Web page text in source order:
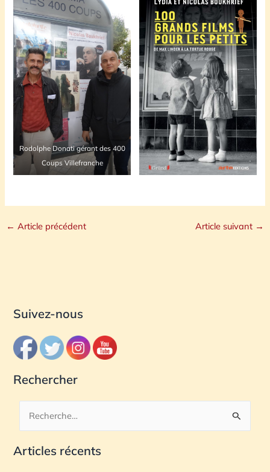
Rodolphe Donati gérant des 400
Coups Villefranche
← Article précédent Article suivant →
Suivez-nous
Rechercher
c
Articles récents